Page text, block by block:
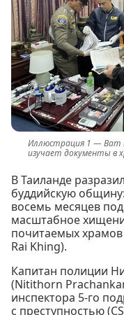
Ват
изучает документы в
В Таиланде
буддийскую
восемь месяцев
масштабное
почитаемых
Rai Khing).
Капитан полиции
(Nitithorn
инспектора 5-го
с преступностью